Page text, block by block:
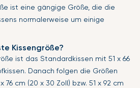
ist eine gängige Größe, die die
normalerweise um einige
Kissengröße?
ist das Standardkissen mit 51 x 66
Danach folgen die Größen
76 cm (20 x 30 Zoll) bzw. 51 x 92 cm